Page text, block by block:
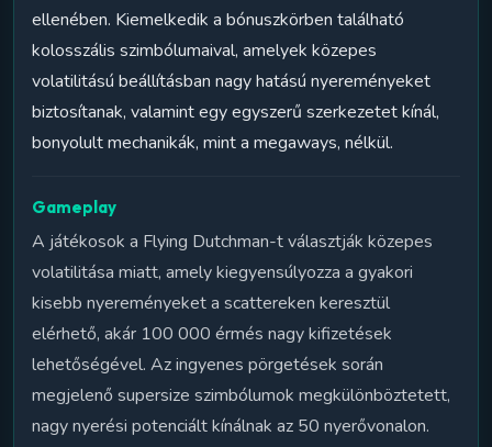
ellenében. Kiemelkedik a bónuszkörben található
kolosszális szimbólumaival, amelyek közepes
volatilitású beállításban nagy hatású nyereményeket
biztosítanak, valamint egy egyszerű szerkezetet kínál,
bonyolult mechanikák, mint a megaways, nélkül.
Gameplay
A játékosok a Flying Dutchman-t választják közepes
volatilitása miatt, amely kiegyensúlyozza a gyakori
kisebb nyereményeket a scattereken keresztül
elérhető, akár 100 000 érmés nagy kifizetések
lehetőségével. Az ingyenes pörgetések során
megjelenő supersize szimbólumok megkülönböztetett,
nagy nyerési potenciált kínálnak az 50 nyerővonalon.